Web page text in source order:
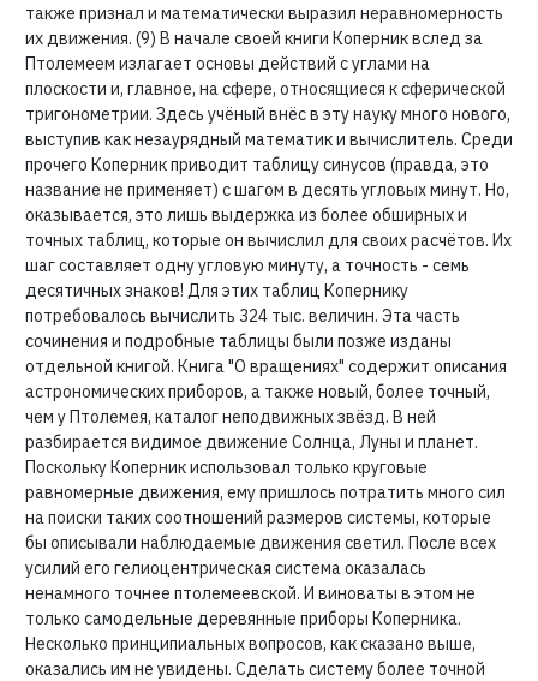
также признал и математически выразил неравномерность
их движения. (9) В начале своей книги Коперник вслед за
Птолемеем излагает основы действий с углами на
плоскости и, главное, на сфере, относящиеся к сферической
тригонометрии. Здесь учёный внёс в эту науку много нового,
выступив как незаурядный математик и вычислитель. Среди
прочего Коперник приводит таблицу синусов (правда, это
название не применяет) с шагом в десять угловых минут. Но,
оказывается, это лишь выдержка из более обширных и
точных таблиц, которые он вычислил для своих расчётов. Их
шаг составляет одну угловую минуту, а точность - семь
десятичных знаков! Для этих таблиц Копернику
потребовалось вычислить 324 тыс. величин. Эта часть
сочинения и подробные таблицы были позже изданы
отдельной книгой. Книга "О вращениях" содержит описания
астрономических приборов, а также новый, более точный,
чем у Птолемея, каталог неподвижных звёзд. В ней
разбирается видимое движение Солнца, Луны и планет.
Поскольку Коперник использовал только круговые
равномерные движения, ему пришлось потратить много сил
на поиски таких соотношений размеров системы, которые
бы описывали наблюдаемые движения светил. После всех
усилий его гелиоцентрическая система оказалась
ненамного точнее птолемеевской. И виноваты в этом не
только самодельные деревянные приборы Коперника.
Несколько принципиальных вопросов, как сказано выше,
оказались им не увидены. Сделать систему более точной